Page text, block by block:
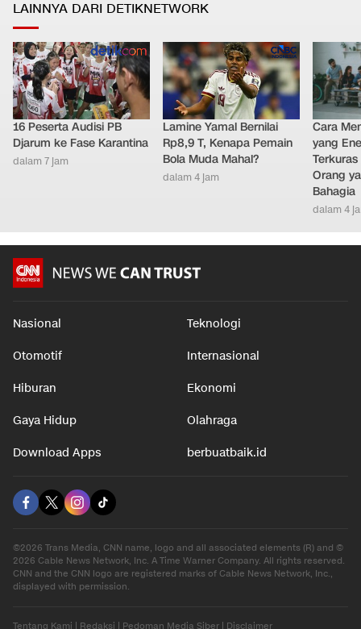
LAINNYA DARI DETIKNETWORK
16 Peserta Audisi PB
Djarum ke Fase Karantina
dalam 7 jam
Lamine Yamal Bernilai
Rp8,9 T, Kenapa Pemain
Bola Muda Mahal?
dalam 4 jam
Cara
yang
Orang
Bahagia
dalam 4
Nasional Teknologi
Otomotif Internasional
Hiburan Ekonomi
Gaya Hidup Olahraga
Download Apps berbuatbaik.id
©2026 Trans Media, CNN name, logo and all associated elements (R) and ©
2026 Cable News Network, Inc. A Time Warner Company. All rights reserved.
CNN and the CNN logo are registered marks of Cable News Network, Inc.,
displayed with permission.
Tentang Kami | Redaksi | Pedoman Media Siber | Disclaimer